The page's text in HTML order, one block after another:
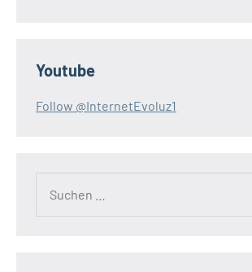
Youtube
Follow @InternetEvoluz1